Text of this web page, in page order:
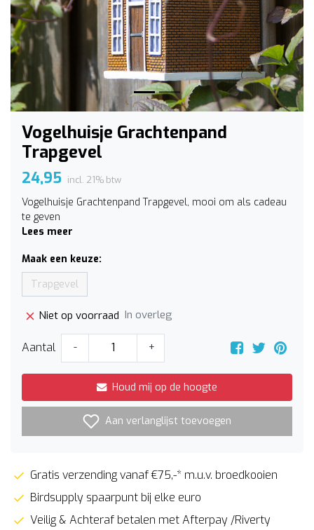
Vogelhuisje Grachtenpand
Trapgevel
24,95 incl. 21% btw
Vogelhuisje Grachtenpand Trapgevel, mooi om als cadeau
te geven
Lees meer
Maak een keuze:
Trapgevel
Niet op voorraad In overleg
Aantal - +
Houd mij op de hoogte
Aan verlanglijst toevoegen
Gratis verzending vanaf €75,-* m.u.v. broedkooien
Birdsupply spaarpunt bij elke euro
Veilig & Achteraf betalen met Afterpay /Riverty